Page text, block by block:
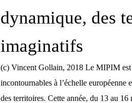
dynamique, des
imaginatifs
(c) Vincent Gollain, 2018 Le MIPIM est
incontournables à l’échelle européenne
des territoires. Cette année, du 13 au